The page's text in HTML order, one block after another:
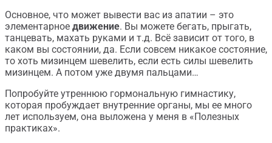
Основное, что может вывести вас из апатии – это
элементарное движение. Вы можете бегать, прыгать,
танцевать, махать руками и т.д. Всё зависит от того, в
каком вы состоянии, да. Если совсем никакое состояние,
то хоть мизинцем шевелить, если есть силы шевелить
мизинцем. А потом уже двумя пальцами…
Попробуйте утреннюю гормональную гимнастику,
которая пробуждает внутренние органы, мы ее много
лет используем, она выложена у меня в «Полезных
практиках».